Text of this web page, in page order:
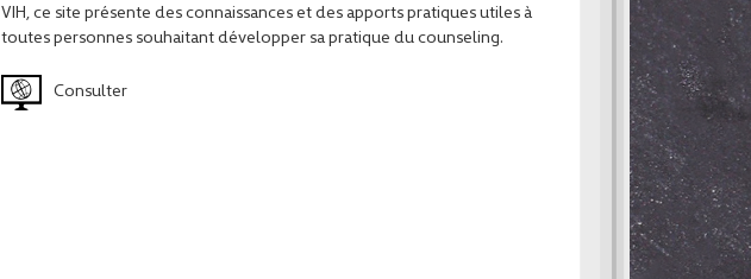
VIH, ce site présente des connaissances et des apports pratiques utiles à
toutes personnes souhaitant développer sa pratique du counseling.
Consulter